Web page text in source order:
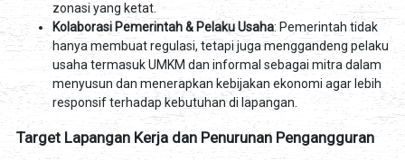
zonasi yang ketat.
Kolaborasi Pemerintah & Pelaku Usaha: Pemerintah tidak
hanya membuat regulasi, tetapi juga menggandeng pelaku
usaha termasuk UMKM dan informal sebagai mitra dalam
menyusun dan menerapkan kebijakan ekonomi agar lebih
responsif terhadap kebutuhan di lapangan.
Target Lapangan Kerja dan Penurunan Pengangguran